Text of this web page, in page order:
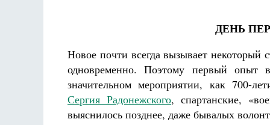
ДЕНЬ
Новое почти всегда вызывает некоторый
одновременно. Поэтому первый опыт
значительном мероприятии, как 700-
Сергия Радонежского, спартанские,
выяснилось позднее, даже бывалых